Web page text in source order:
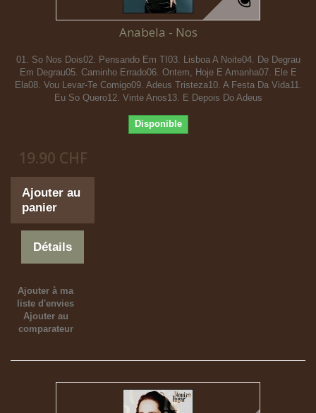
Anabela - Nos
01. So Nos Dois02. Pensando Em TI03. Lisboa A Noite04. De Degrau
Em Degrau05. Caminho Errado06. Ontem, Hoje E Amanha07. Ele E
Ela08. Vou Levar-Te Comigo09. Adeus Tristeza10. A Festa Da Vida11.
Eu So Quero12. Vinte Anos13. E Depois Do Adeus
Disponible
19.90 CHF
Ajouter au
panier
Détails
Ajouter à ma
liste d'envies
Ajouter au
comparateur